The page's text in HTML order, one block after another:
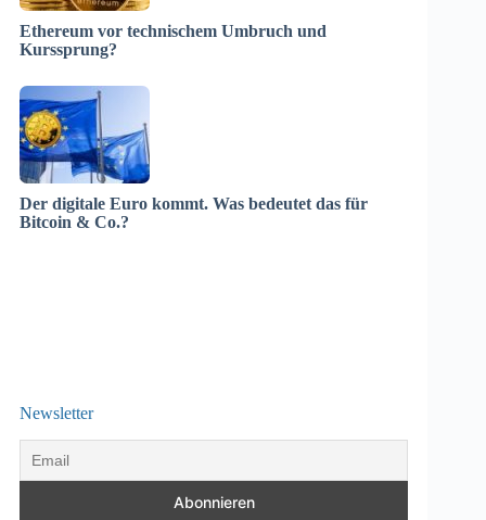
Ethereum vor technischem Umbruch und
Kurssprung?
Der digitale Euro kommt. Was bedeutet das für
Bitcoin & Co.?
Newsletter